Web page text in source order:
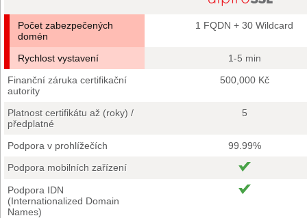
Počet zabezpečených
domén
1 FQDN + 30 Wildcard
Rychlost vystavení
1-5 min
Finanční záruka certifikační
autority
500,000 Kč
Platnost certifikátu až (roky) /
předplatné
5
Podpora v prohlížečích
99.99%
Podpora mobilních zařízení
Podpora IDN
(Internationalized Domain
Names)